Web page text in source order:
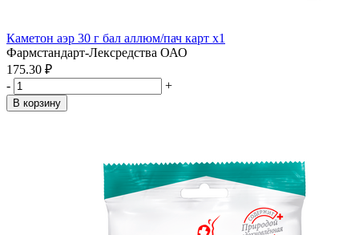
Каметон аэр 30 г бал аллюм/пач карт x1
Фармстандарт-Лексредства ОАО
175.30 ₽
-
+
В корзину